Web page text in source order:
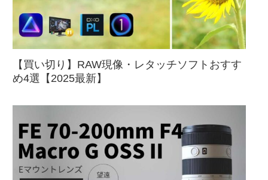
【買い切り】RAW現像・レタッチソフトおすす
め4選【2025最新】